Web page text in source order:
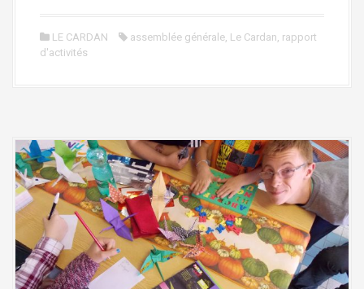
LE CARDAN assemblée générale Le Cardan rapport
d'activités